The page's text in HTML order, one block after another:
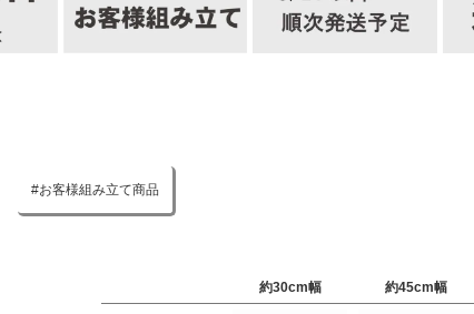
お客様組み立て商品
約30cm幅 約45cm幅